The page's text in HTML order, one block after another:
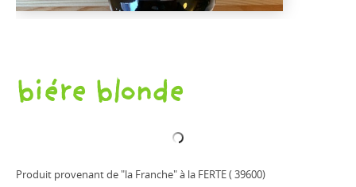
biére blonde
Produit provenant de "la Franche" à la FERTE ( 39600)